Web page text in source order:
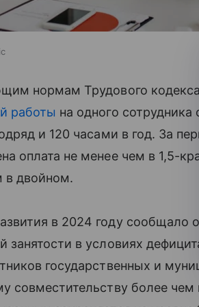
нормам Трудового
работы на одного сотрудника
и 120 часами в год. За
оплата не менее чем в 1,5-
в двойном.
в 2024 году сообщало о
занятости в условиях
государственных и
совместительству более